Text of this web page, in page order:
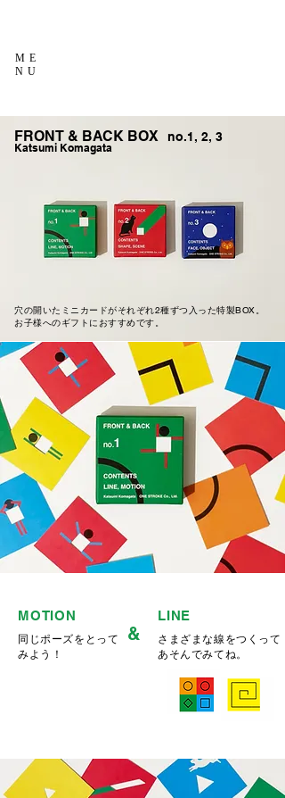
ME
NU
FRONT & BACK BOX no.1, 2, 3
Katsumi Komagata
穴の開いたミニカードがそれぞれ2種ずつ入った特製BOX。
​お子様へのギフトにおすすめです。
MOTION LINE
同じポーズをとって
みよう！
&
さまざまな線をつくって
​あそんでみてね。